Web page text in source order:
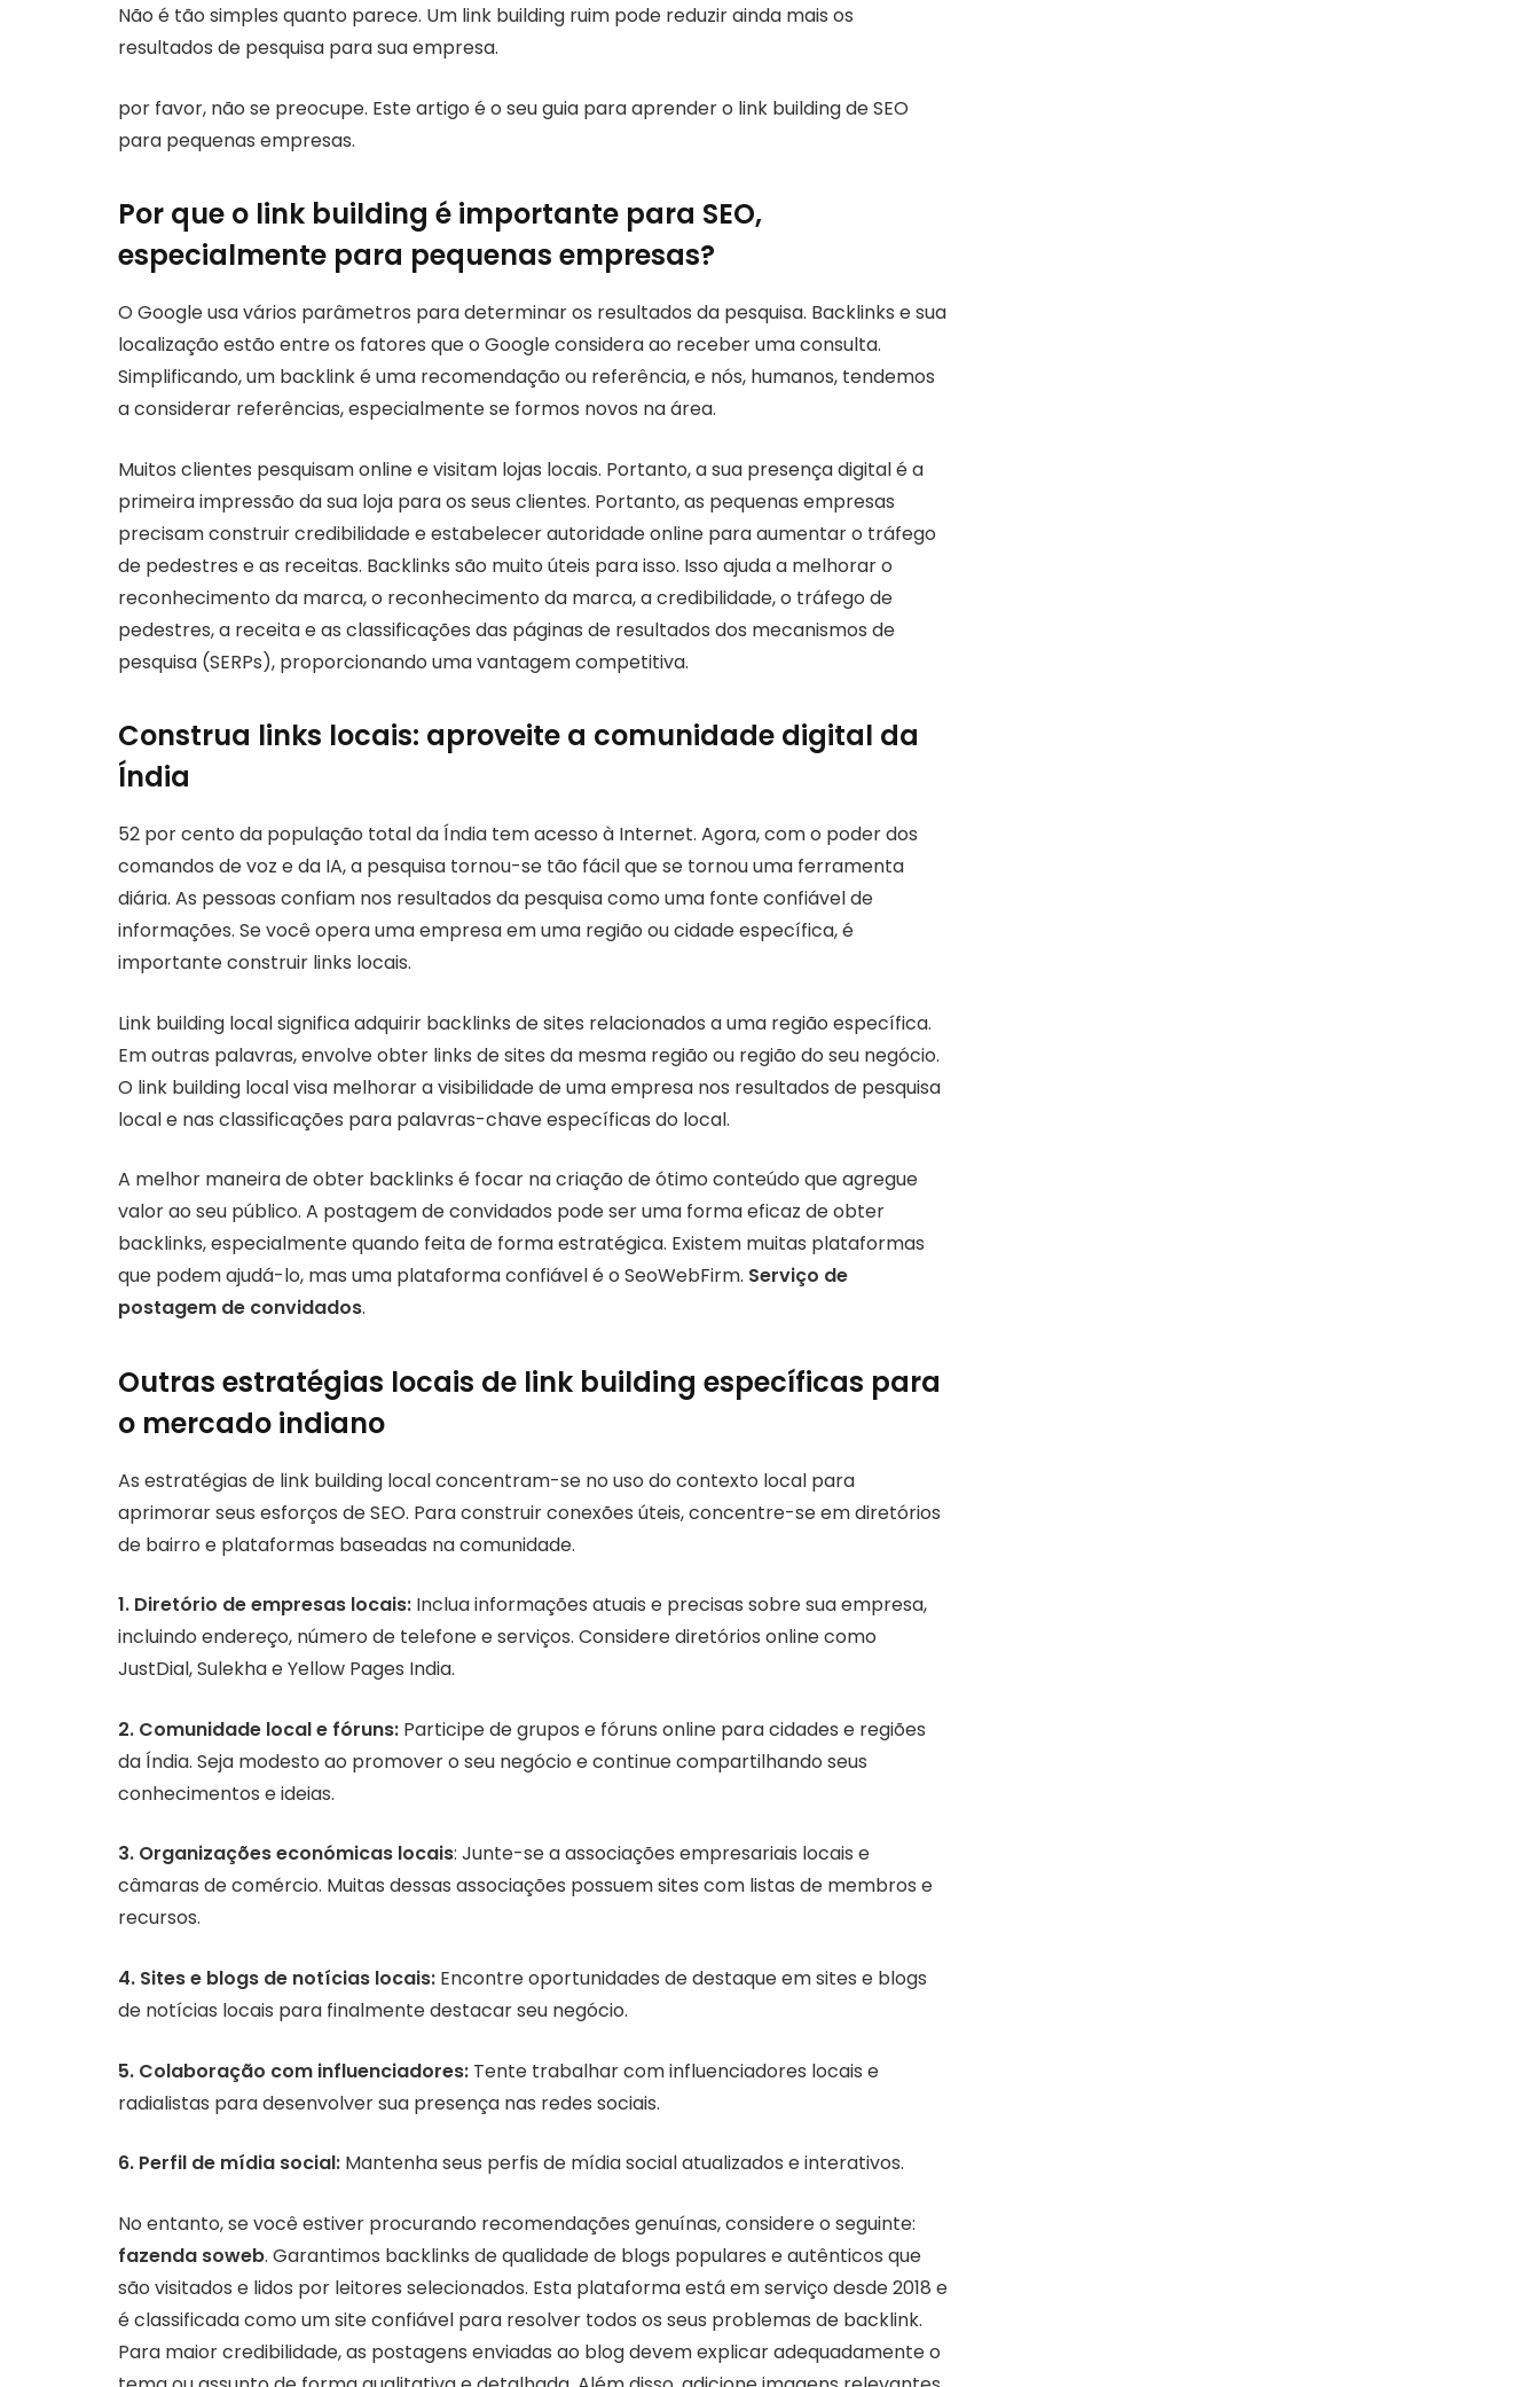
Não é tão simples quanto parece. Um link building ruim pode reduzir ainda mais os
resultados de pesquisa para sua empresa.
por favor, não se preocupe. Este artigo é o seu guia para aprender o link building de SEO
para pequenas empresas.
Por que o link building é importante para SEO,
especialmente para pequenas empresas?
O Google usa vários parâmetros para determinar os resultados da pesquisa. Backlinks e sua
localização estão entre os fatores que o Google considera ao receber uma consulta.
Simplificando, um backlink é uma recomendação ou referência, e nós, humanos, tendemos
a considerar referências, especialmente se formos novos na área.
Muitos clientes pesquisam online e visitam lojas locais. Portanto, a sua presença digital é a
primeira impressão da sua loja para os seus clientes. Portanto, as pequenas empresas
precisam construir credibilidade e estabelecer autoridade online para aumentar o tráfego
de pedestres e as receitas. Backlinks são muito úteis para isso. Isso ajuda a melhorar o
reconhecimento da marca, o reconhecimento da marca, a credibilidade, o tráfego de
pedestres, a receita e as classificações das páginas de resultados dos mecanismos de
pesquisa (SERPs), proporcionando uma vantagem competitiva.
Construa links locais: aproveite a comunidade digital da
Índia
52 por cento da população total da Índia tem acesso à Internet. Agora, com o poder dos
comandos de voz e da IA, a pesquisa tornou-se tão fácil que se tornou uma ferramenta
diária. As pessoas confiam nos resultados da pesquisa como uma fonte confiável de
informações. Se você opera uma empresa em uma região ou cidade específica, é
importante construir links locais.
Link building local significa adquirir backlinks de sites relacionados a uma região específica.
Em outras palavras, envolve obter links de sites da mesma região ou região do seu negócio.
O link building local visa melhorar a visibilidade de uma empresa nos resultados de pesquisa
local e nas classificações para palavras-chave específicas do local.
A melhor maneira de obter backlinks é focar na criação de ótimo conteúdo que agregue
valor ao seu público. A postagem de convidados pode ser uma forma eficaz de obter
backlinks, especialmente quando feita de forma estratégica. Existem muitas plataformas
que podem ajudá-lo, mas uma plataforma confiável é o SeoWebFirm. Serviço de
postagem de convidados.
Outras estratégias locais de link building específicas para
o mercado indiano
As estratégias de link building local concentram-se no uso do contexto local para
aprimorar seus esforços de SEO. Para construir conexões úteis, concentre-se em diretórios
de bairro e plataformas baseadas na comunidade.
1. Diretório de empresas locais: Inclua informações atuais e precisas sobre sua empresa,
incluindo endereço, número de telefone e serviços. Considere diretórios online como
JustDial, Sulekha e Yellow Pages India.
2. Comunidade local e fóruns: Participe de grupos e fóruns online para cidades e regiões
da Índia. Seja modesto ao promover o seu negócio e continue compartilhando seus
conhecimentos e ideias.
3. Organizações económicas locais: Junte-se a associações empresariais locais e
câmaras de comércio. Muitas dessas associações possuem sites com listas de membros e
recursos.
4. Sites e blogs de notícias locais: Encontre oportunidades de destaque em sites e blogs
de notícias locais para finalmente destacar seu negócio.
5. Colaboração com influenciadores: Tente trabalhar com influenciadores locais e
radialistas para desenvolver sua presença nas redes sociais.
6. Perfil de mídia social: Mantenha seus perfis de mídia social atualizados e interativos.
No entanto, se você estiver procurando recomendações genuínas, considere o seguinte:
fazenda soweb. Garantimos backlinks de qualidade de blogs populares e autênticos que
são visitados e lidos por leitores selecionados. Esta plataforma está em serviço desde 2018 e
é classificada como um site confiável para resolver todos os seus problemas de backlink.
Para maior credibilidade, as postagens enviadas ao blog devem explicar adequadamente o